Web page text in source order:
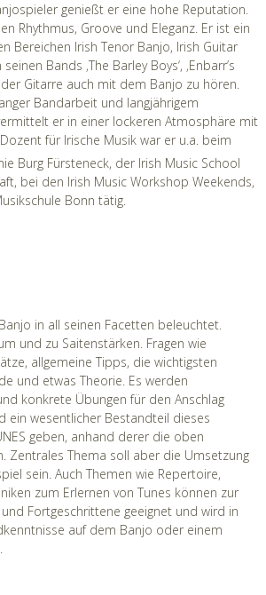
genießt er eine hohe Reputation.
Rhythmus, Groove und Eleganz. Er ist ein
Bereichen Irish Tenor Banjo, Irish Guitar
Bands ‚The Barley Boys‘, ‚Enbarr’s
der Gitarre auch mit dem Banjo zu hören.
Bandarbeit und langjährigem
er in einer lockeren Atmosphäre mit
für Irische Musik war er u.a. beim
Burg Fürsteneck, der Irish Music School
bei den Irish Music Workshop Weekends,
Bonn tätig.
in all seinen Facetten beleuchtet.
und zu Saitenstärken. Fragen wie
allgemeine Tipps, die wichtigsten
und etwas Theorie. Es werden
konkrete Übungen für den Anschlag
ein wesentlicher Bestandteil dieses
geben, anhand derer die oben
Zentrales Thema soll aber die Umsetzung
sein. Auch Themen wie Repertoire,
zum Erlernen von Tunes können zur
Fortgeschrittene geeignet und wird in
auf dem Banjo oder einem